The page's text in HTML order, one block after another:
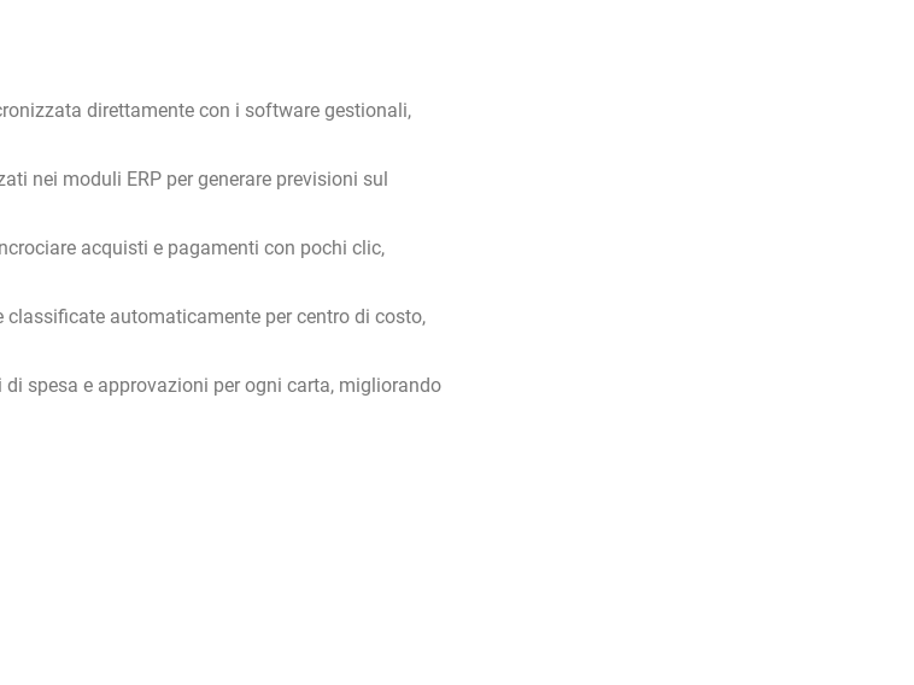
direttamente con i software gestionali,
nei moduli ERP per generare previsioni sul
acquisti e pagamenti con pochi clic,
classificate automaticamente per centro di costo,
spesa e approvazioni per ogni carta, migliorando